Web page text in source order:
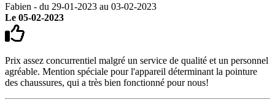
Fabien - du 29-01-2023 au 03-02-2023
Le 05-02-2023
Prix assez concurrentiel malgré un service de qualité et un personnel
agréable. Mention spéciale pour l'appareil déterminant la pointure
des chaussures, qui a très bien fonctionné pour nous!